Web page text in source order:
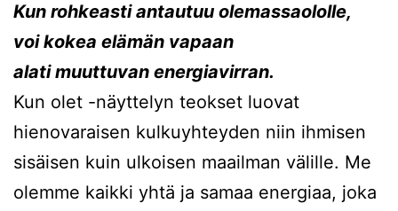
Kun rohkeasti antautuu olemassaololle,
voi kokea elämän vapaan
alati muuttuvan energiavirran.
Kun olet -näyttelyn teokset luovat
hienovaraisen kulkuyhteyden niin ihmisen
sisäisen kuin ulkoisen maailman välille. Me
olemme kaikki yhtä ja samaa energiaa, joka